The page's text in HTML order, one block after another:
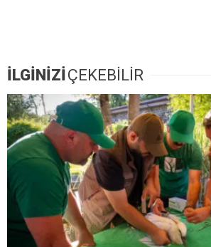
İLGİNİZİÇEKEBİLİR